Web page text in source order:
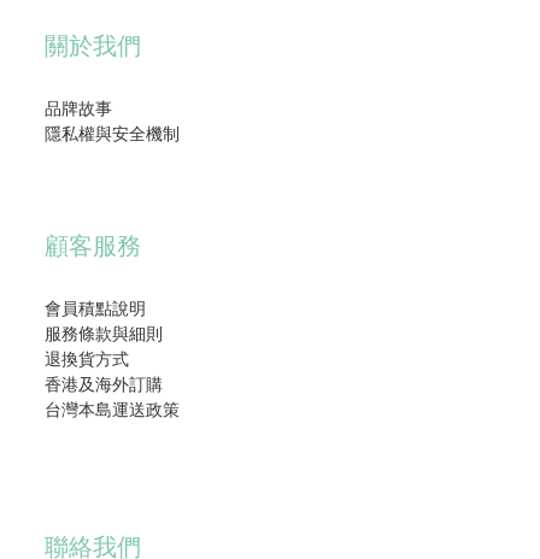
關於我們
品牌故事
隱私權與安全機制
顧客服務
會員積點說明
服務條款與細則
退換貨方式
香港及海外訂購
台灣本島運送政策
聯絡我們